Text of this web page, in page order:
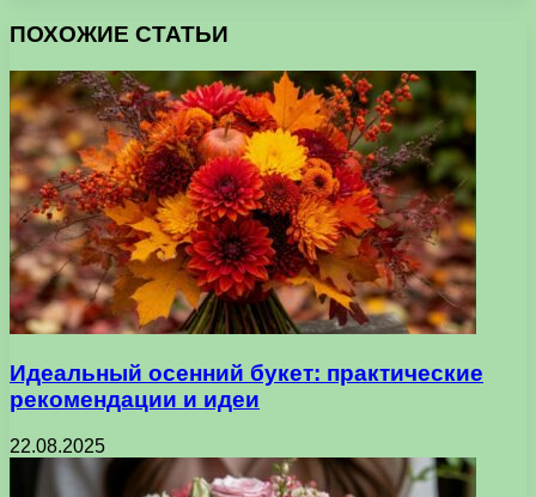
ПОХОЖИЕ СТАТЬИ
Идеальный осенний букет: практические
рекомендации и идеи
22.08.2025